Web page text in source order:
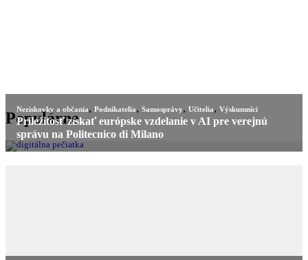
Populárne
Neziskovky a občania, Podnikatelia, Samosprávy, Učitelia, Výskumníci
Príležitosť získať európske vzdelanie v AI pre verejnú
správu na Politecnico di Milano